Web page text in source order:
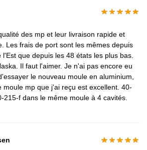
des mp et leur livraison rapide et
Les frais de port sont les mêmes depuis
l'Est que depuis les 48 états les plus bas.
Il faut l'aimer. Je n'ai pas encore eu
le nouveau moule en aluminium,
moule mp que j'ai reçu est excellent. 40-
215-f dans le même moule à 4 cavités.